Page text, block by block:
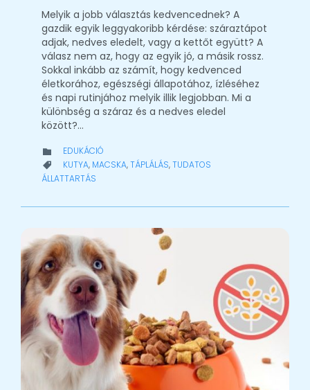
Melyik a jobb választás kedvencednek? A
gazdik egyik leggyakoribb kérdése: száraztápot
adjak, nedves eledelt, vagy a kettőt együtt? A
válasz nem az, hogy az egyik jó, a másik rossz.
Sokkal inkább az számít, hogy kedvenced
életkorához, egészségi állapotához, ízléséhez
és napi rutinjához melyik illik legjobban. Mi a
különbség a száraz és a nedves eledel
között?…
 CATEGORY
EDUKÁCIÓ
 CATEGORY
KUTYA, MACSKA,TÁPLÁLÁS,TUDATOS
ÁLLATTARTÁS